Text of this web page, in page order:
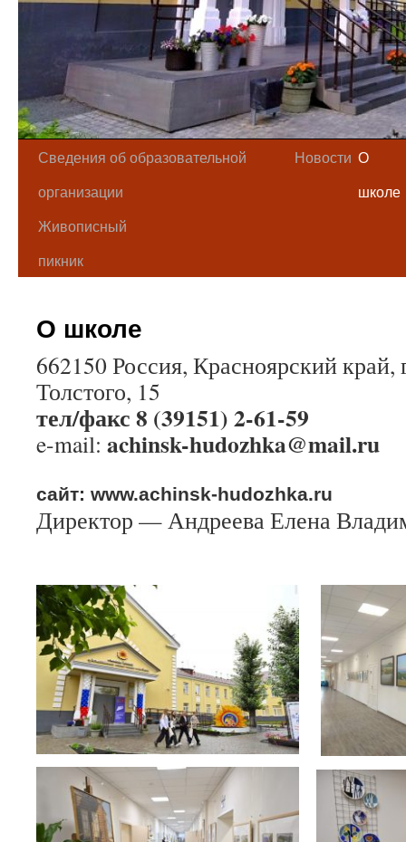
Сведения об образовательной
организации
Новости О
школе
Живописный
пикник
О школе
662150 Россия, Красноярский
Толстого, 15
тел/факс 8 (39151) 2-61-59
e-mail: achinsk-hudozhka@mail.ru
сайт: www.achinsk-hudozhka.ru
Директор — Андреева Елена